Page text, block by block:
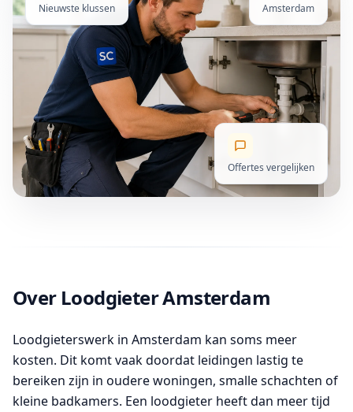
Nieuwste klussen Amsterdam
Offertes vergelijken
Over Loodgieter Amsterdam
Loodgieterswerk in Amsterdam kan soms meer
kosten. Dit komt vaak doordat leidingen lastig te
bereiken zijn in oudere woningen, smalle schachten of
kleine badkamers. Een loodgieter heeft dan meer tijd